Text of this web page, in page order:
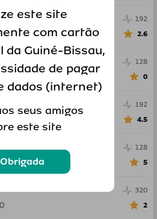
L'air du sud
0
192
2.6
128
0
192
4.5
0
128
5
0
320
2
este site
com cartão
da Guiné-Bissau,
de pagar
dados (internet)
seus amigos
este site
Obrigada